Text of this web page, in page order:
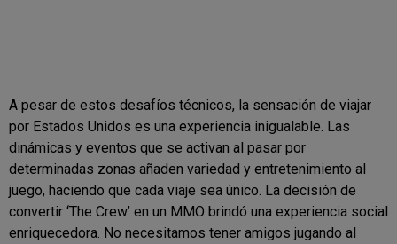
A pesar de estos desafíos técnicos, la sensación de viajar
por Estados Unidos es una experiencia inigualable. Las
dinámicas y eventos que se activan al pasar por
determinadas zonas añaden variedad y entretenimiento al
juego, haciendo que cada viaje sea único. La decisión de
convertir ‘The Crew’ en un MMO brindó una experiencia social
enriquecedora. No necesitamos tener amigos jugando al